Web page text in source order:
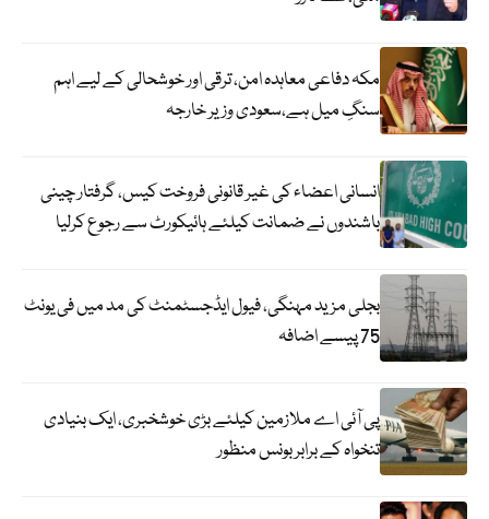
مکہ دفاعی معاہدہ امن، ترقی اور خوشحالی کے لیے اہم
سنگِ میل ہے،سعودی وزیر خارجہ
انسانی اعضاء کی غیر قانونی فروخت کیس، گرفتار چینی
باشندوں نے ضمانت کیلئے ہائیکورٹ سے رجوع کرلیا
بجلی مزید مہنگی، فیول ایڈجسٹمنٹ کی مد میں فی یونٹ
75 پیسے اضافہ
پی آئی اے ملازمین کیلئے بڑی خوشخبری، ایک بنیادی
تنخواہ کے برابر بونس منظور